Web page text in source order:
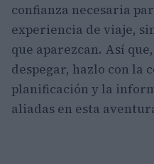
confianza necesaria
experiencia de viaje,
que aparezcan. Así
despegar, hazlo con la
planificación y la
aliadas en esta